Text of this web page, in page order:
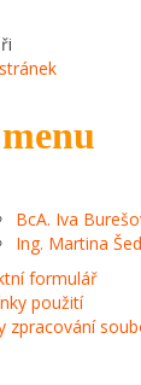
BcA. Iva
Ing. Martina
formulář
použití
zpracování